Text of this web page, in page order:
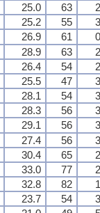
25.0 63
25.2 55
26.9 61
28.9 63
26.4 54
25.5 47
28.1 54
28.3 56
29.1 56
27.4 56
30.4 65
33.0 77
32.8 82
23.7 54